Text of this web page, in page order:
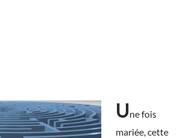
Une fois
mariée, cette